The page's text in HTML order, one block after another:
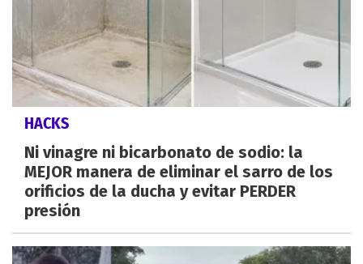
HACKS
Ni vinagre ni bicarbonato de sodio: la
MEJOR manera de eliminar el sarro de los
orificios de la ducha y evitar PERDER
presión